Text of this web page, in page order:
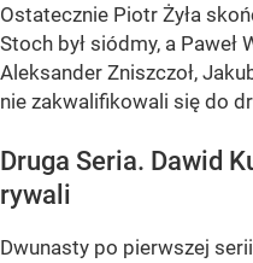
Ostatecznie Piotr Żyła
Stoch był siódmy, a
Aleksander Zniszczoł,
nie zakwalifikowali się do
Druga Seria. Dawid
rywali
Dwunasty po pierwszej